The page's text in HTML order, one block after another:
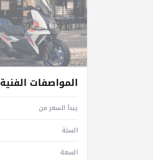
المواصفات الفنية
يبدأ السعر من
السنة
السعة